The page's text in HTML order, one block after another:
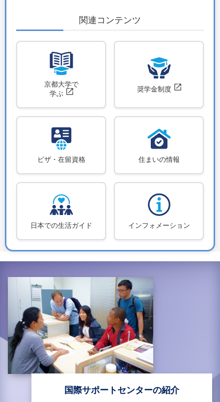
関連コンテンツ
京都大学で
学ぶ
奨学金制度
ビザ・在留資格 住まいの情報
日本での生活ガイド インフォメーション
国際サポートセンターの紹介